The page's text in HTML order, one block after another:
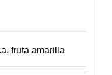
fruta amarilla